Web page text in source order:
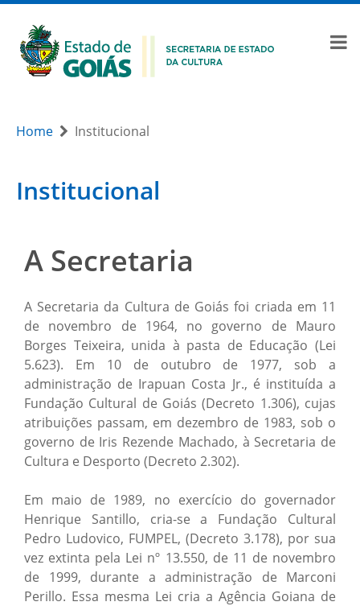
Home Institucional
Institucional
A Secretaria
A Secretaria da Cultura de Goiás foi criada em 11
de novembro de 1964, no governo de Mauro
Borges Teixeira, unida à pasta de Educação (Lei
5.623). Em 10 de outubro de 1977, sob a
administração de Irapuan Costa Jr., é instituída a
Fundação Cultural de Goiás (Decreto 1.306), cujas
atribuições passam, em dezembro de 1983, sob o
governo de Iris Rezende Machado, à Secretaria de
Cultura e Desporto (Decreto 2.302).
Em maio de 1989, no exercício do governador
Henrique Santillo, cria-se a Fundação Cultural
Pedro Ludovico, FUMPEL, (Decreto 3.178), por sua
vez extinta pela Lei nº 13.550, de 11 de novembro
de 1999, durante a administração de Marconi
Perillo. Essa mesma Lei cria a Agência Goiana de